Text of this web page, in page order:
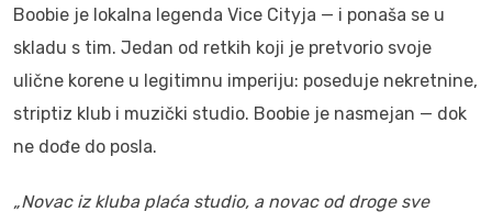
Boobie je lokalna legenda Vice Cityja — i ponaša se u
skladu s tim. Jedan od retkih koji je pretvorio svoje
ulične korene u legitimnu imperiju: poseduje nekretnine,
striptiz klub i muzički studio. Boobie je nasmejan — dok
ne dođe do posla.
„Novac iz kluba plaća studio, a novac od droge sve